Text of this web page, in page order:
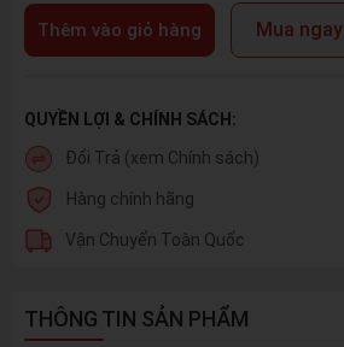
Thêm vào giỏ hàng Mua ngay
QUYỀN LỢI & CHÍNH SÁCH:
Đổi Trả (xem Chính sách)
Hàng chính hãng
Vận Chuyển Toàn Quốc
THÔNG TIN SẢN PHẨM